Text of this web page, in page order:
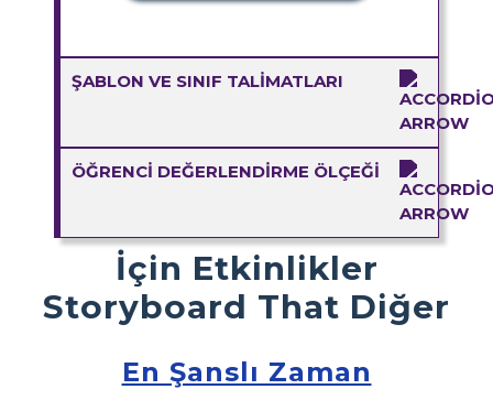
ŞABLON VE SINIF TALIMATLARI
ÖĞRENCI DEĞERLENDIRME ÖLÇEĞI
İçin Etkinlikler
Storyboard That Diğer
En Şanslı Zaman